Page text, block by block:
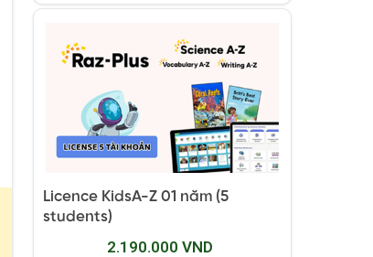
Licence KidsA-Z 01 năm (5
students)
2.190.000 VND